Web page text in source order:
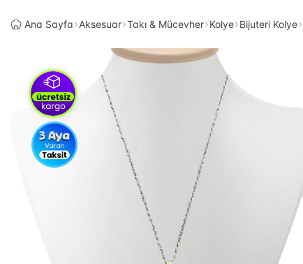
Ana Sayfa Aksesuar Takı & Mücevher Kolye Bijuteri Kolye